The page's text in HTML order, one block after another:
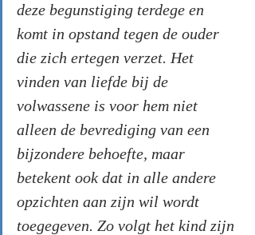
deze begunstiging terdege en
komt in opstand tegen de ouder
die zich ertegen verzet. Het
vinden van liefde bij de
volwassene is voor hem niet
alleen de bevrediging van een
bijzondere behoefte, maar
betekent ook dat in alle andere
opzichten aan zijn wil wordt
toegegeven. Zo volgt het kind zijn